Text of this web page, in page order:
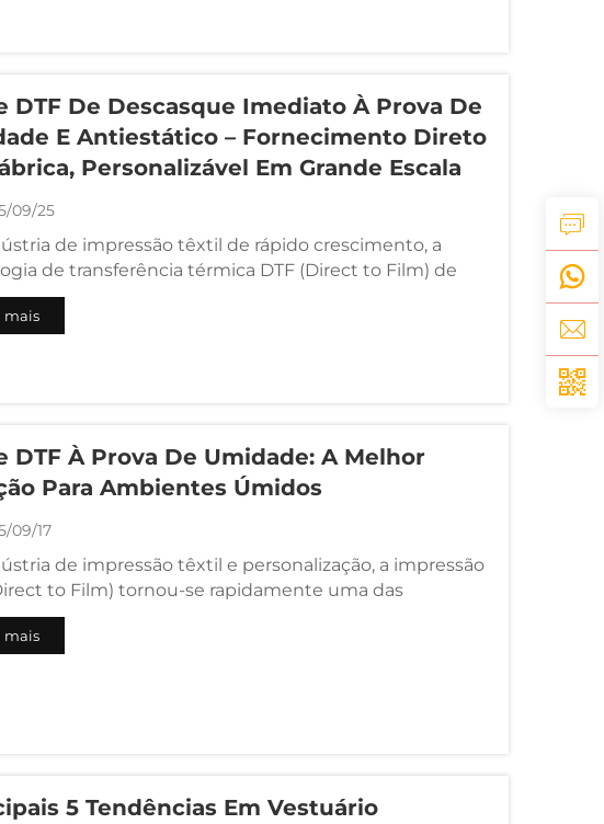
DTF De Descasque Imediato À Prova De
E Antiestático – Fornecimento Direto
Personalizável Em Grande Escala
09/25
de impressão têxtil de rápido crescimento, a
de transferência térmica DTF (Direct to Film) de
tornou-se essencial tanto para designs
em pequenas quantidades quanto para
mais
DTF À Prova De Umidade: A Melhor
Para Ambientes Úmidos
09/17
de impressão têxtil e personalização, a impressão
to Film) tornou-se rapidamente uma das
mais populares. No entanto, a umidade pode ser
oculta: filmes empenados, impressões
mais
5 Tendências Em Vestuário